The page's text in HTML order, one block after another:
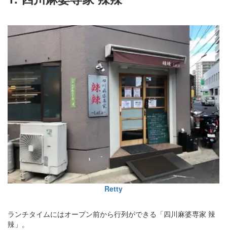
Retty
ランチタイムにはオープン前から行列ができる「四川麻婆専家 辣
辣」。